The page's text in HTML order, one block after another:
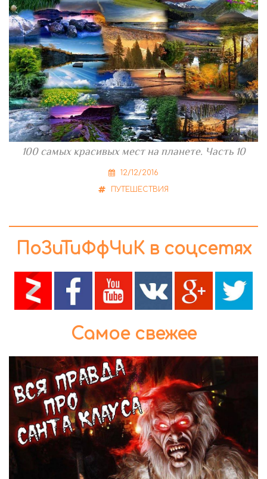
100 самых красивых мест на планете. Часть 10
12/12/2016
ПУТЕШЕСТВИЯ
ПоЗиТиФфЧиК в соцсетях
Самое свежее